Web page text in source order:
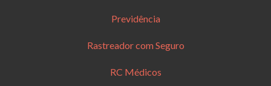
Previdência
Rastreador com Seguro
RC Médicos